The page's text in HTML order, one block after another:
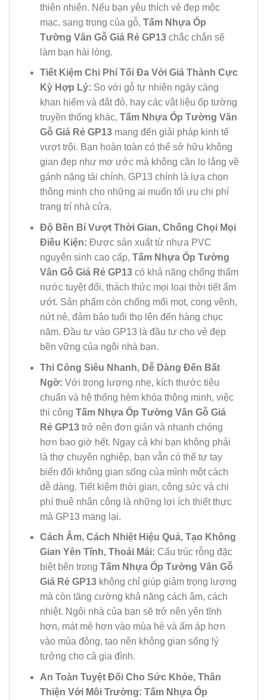
thiên nhiên. Nếu bạn yêu thích vẻ đẹp mộc
mạc, sang trọng của gỗ, Tấm Nhựa Ốp
Tường Vân Gỗ Giá Rẻ GP13chắc chắn sẽ
làm bạn hài lòng.
Tiết Kiệm Chi Phí Tối Đa Với Giá Thành Cực
Kỳ Hợp Lý: So với gỗ tự nhiên ngày càng
khan hiếm và đắt đỏ, hay các vật liệu ốp tường
truyền thống khác, Tấm Nhựa Ốp Tường Vân
Gỗ Giá Rẻ GP13mang đến giải pháp kinh tế
vượt trội. Bạn hoàn toàn có thể sở hữu không
gian đẹp như mơ ước mà không cần lo lắng về
gánh nặng tài chính. GP13 chính là lựa chọn
thông minh cho những ai muốn tối ưu chi phí
trang trí nhà cửa.
Độ Bền Bỉ Vượt Thời Gian, Chống Chọi Mọi
Điều Kiện: Được sản xuất từ nhựa PVC
nguyên sinh cao cấp, Tấm Nhựa Ốp Tường
Vân Gỗ Giá Rẻ GP13có khả năng chống thấm
nước tuyệt đối, thách thức mọi loại thời tiết ẩm
ướt. Sản phẩm còn chống mối mọt, cong vênh,
nứt nẻ, đảm bảo tuổi thọ lên đến hàng chục
năm. Đầu tư vào GP13 là đầu tư cho vẻ đẹp
bền vững của ngôi nhà bạn.
Thi Công Siêu Nhanh, Dễ Dàng Đến Bất
Ngờ: Với trọng lượng nhẹ, kích thước tiêu
chuẩn và hệ thống hèm khóa thông minh, việc
thi công Tấm Nhựa Ốp Tường Vân Gỗ Giá
Rẻ GP13trở nên đơn giản và nhanh chóng
hơn bao giờ hết. Ngay cả khi bạn không phải
là thợ chuyên nghiệp, bạn vẫn có thể tự tay
biến đổi không gian sống của mình một cách
dễ dàng. Tiết kiệm thời gian, công sức và chi
phí thuê nhân công là những lợi ích thiết thực
mà GP13 mang lại.
Cách Âm, Cách Nhiệt Hiệu Quả, Tạo Không
Gian Yên Tĩnh, Thoải Mái: Cấu trúc rỗng đặc
biệt bên trong Tấm Nhựa Ốp Tường Vân Gỗ
Giá Rẻ GP13không chỉ giúp giảm trọng lượng
mà còn tăng cường khả năng cách âm, cách
nhiệt. Ngôi nhà của bạn sẽ trở nên yên tĩnh
hơn, mát mẻ hơn vào mùa hè và ấm áp hơn
vào mùa đông, tạo nên không gian sống lý
tưởng cho cả gia đình.
An Toàn Tuyệt Đối Cho Sức Khỏe, Thân
Thiện Với Môi Trường: Tấm Nhựa Ốp